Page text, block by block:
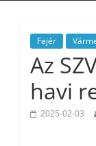
Fejér
Az
havi
2025-02-03